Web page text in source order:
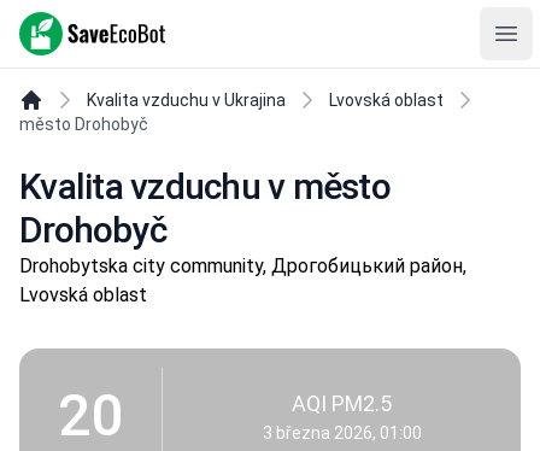
SaveEcoBot
Kvalita vzduchu v Ukrajina
Lvovská oblast
město Drohobyč
Kvalita vzduchu v město
Drohobyč
Drohobytska city community, Дрогобицький район,
Lvovská oblast
20 AQI PM2.5
3 března 2026, 01:00